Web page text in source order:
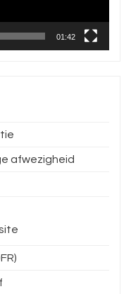
01:42
afwezigheid